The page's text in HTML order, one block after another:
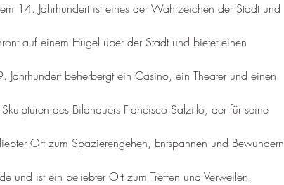
14. Jahrhundert ist eines der Wahrzeichen der Stadt und
auf einem Hügel über der Stadt und bietet einen
beherbergt ein Casino, ein Theater und einen
des Bildhauers Francisco Salzillo, der für seine
Ort zum Spazierengehen, Entspannen und Bewundern
und ist ein beliebter Ort zum Treffen und Verweilen.